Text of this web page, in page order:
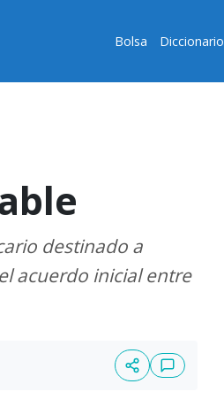
Bolsa Diccionario
destinado a
acuerdo inicial entre